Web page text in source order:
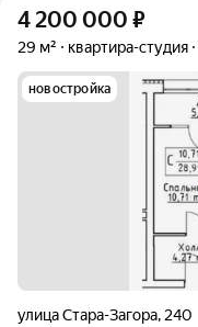
4 200 000 ₽
29 м² квартира-студия
новостройка
улица Стара-Загора, 240